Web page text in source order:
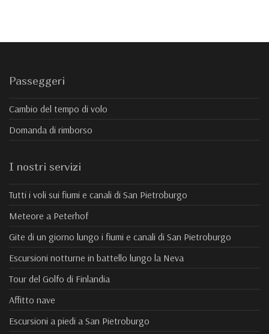
Passeggeri
Cambio del tempo di volo
Domanda di rimborso
I nostri servizi
Tutti i voli sui fiumi e canali di San Pietroburgo
Meteore a Peterhof
Gite di un giorno lungo i fiumi e canali di San Pietroburgo
Escursioni notturne in battello lungo la Neva
Tour del Golfo di Finlandia
Affitto nave
Escursioni a piedi a San Pietroburgo